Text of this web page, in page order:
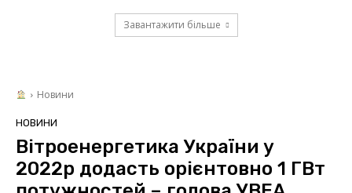
Завантажити більше